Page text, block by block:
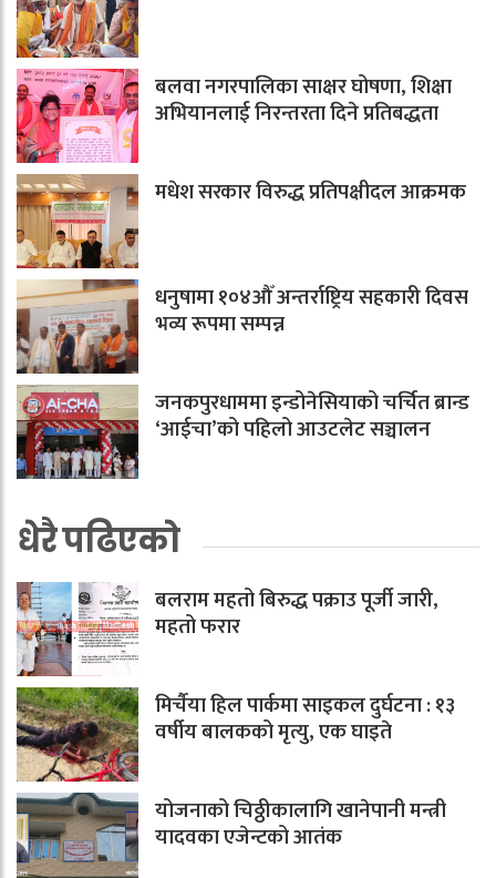
बलवा नगरपालिका साक्षर घोषणा, शिक्षा
अभियानलाई निरन्तरता दिने प्रतिबद्धता
मधेश सरकार विरुद्ध प्रतिपक्षीदल आक्रमक
धनुषामा १०४औँ अन्तर्राष्ट्रिय सहकारी दिवस
भव्य रूपमा सम्पन्न
जनकपुरधाममा इन्डोनेसियाको चर्चित ब्रान्ड
‘आईचा’को पहिलो आउटलेट सञ्चालन
धेरै पढिएको
बलराम महतो बिरुद्ध पक्राउ पूर्जी जारी,
महतो फरार
मिर्चैया हिल पार्कमा साइकल दुर्घटना : १३
वर्षीय बालकको मृत्यु, एक घाइते
योजनाको चिठ्ठीकालागि खानेपानी मन्त्री
यादवका एजेन्टको आतंक